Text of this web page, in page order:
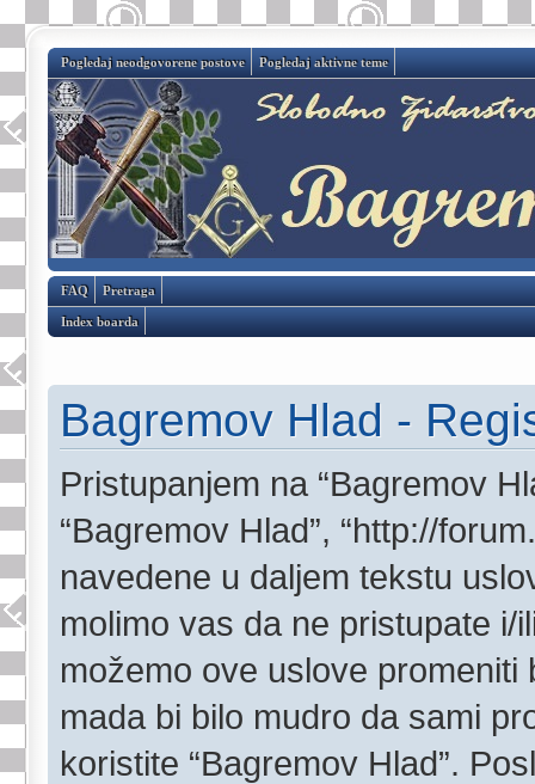
Pogledaj neodgovorene postove Pogledaj aktivne teme
FAQ Pretraga
Index boarda
Bagremov Hlad -
Pristupanjem na “Bagremov
“Bagremov Hlad”, “http://
navedene u daljem tekstu
molimo vas da ne pristupate i/
možemo ove uslove
mada bi bilo mudro da sami
koristite “Bagremov Hlad”.